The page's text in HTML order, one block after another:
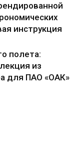
инструкция
полета:
из
для ПАО «ОАК»